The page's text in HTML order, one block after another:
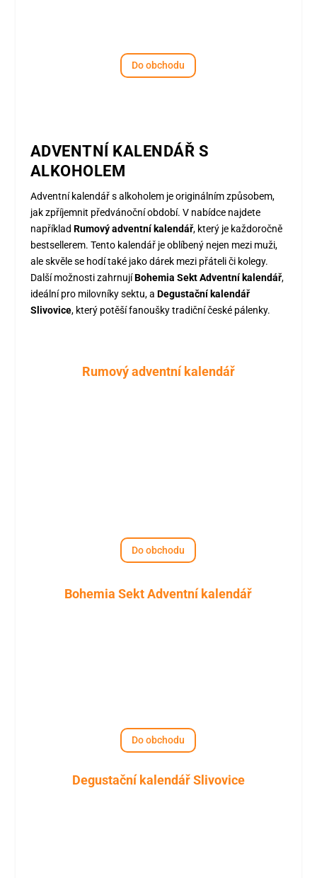
Do obchodu
ADVENTNÍ KALENDÁŘ S
ALKOHOLEM
Adventní kalendář s alkoholem je originálním způsobem,
jak zpříjemnit předvánoční období. V nabídce najdete
například Rumový adventní kalendář, který je každoročně
bestsellerem. Tento kalendář je oblíbený nejen mezi muži,
ale skvěle se hodí také jako dárek mezi přáteli či kolegy.
Další možnosti zahrnujíBohemia Sekt Adventní kalendář,
ideální pro milovníky sektu, a Degustační kalendář
Slivovice, který potěší fanoušky tradiční české pálenky.
Rumový adventní kalendář
Do obchodu
Bohemia Sekt Adventní kalendář
Do obchodu
Degustační kalendář Slivovice